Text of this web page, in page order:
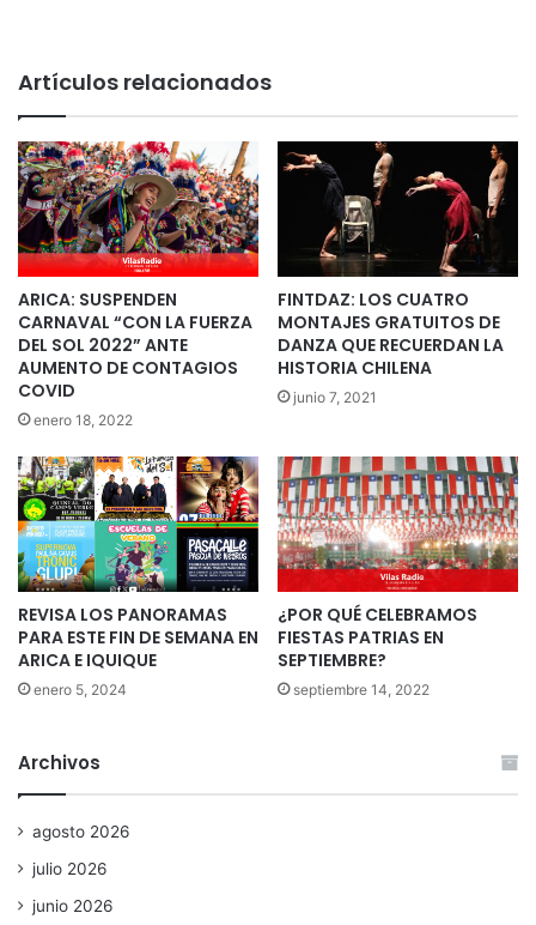
Artículos relacionados
ARICA: SUSPENDEN
CARNAVAL “CON LA FUERZA
DEL SOL 2022” ANTE
AUMENTO DE CONTAGIOS
COVID
enero 18, 2022
FINTDAZ: LOS CUATRO
MONTAJES GRATUITOS DE
DANZA QUE RECUERDAN LA
HISTORIA CHILENA
junio 7, 2021
REVISA LOS PANORAMAS
PARA ESTE FIN DE SEMANA EN
ARICA E IQUIQUE
enero 5, 2024
¿POR QUÉ CELEBRAMOS
FIESTAS PATRIAS EN
SEPTIEMBRE?
septiembre 14, 2022
Archivos
agosto 2026
julio 2026
junio 2026